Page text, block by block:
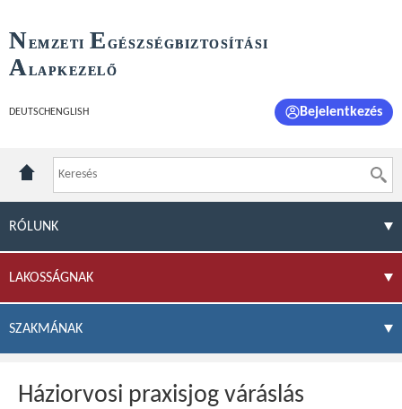
NEMZETI E GÉSZSÉGBIZTOSÍTÁSI
ALAPKEZELŐ
DEUTSCH ENGLISH Bejelentkezés
RÓLUNK
LAKOSSÁGNAK
SZAKMÁNAK
Háziorvosi praxisjog váráslás